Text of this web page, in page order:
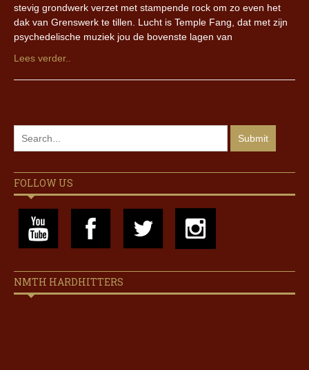
stevig grondwerk verzet met stampende rock om zo even het
dak van Grenswerk te tillen. Lucht is Temple Fang, dat met zijn
psychedelische muziek jou de bovenste lagen van
Lees verder..
FOLLOW US
NMTH HARDHITTERS